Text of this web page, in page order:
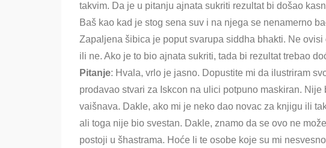
takvim. Da je u pitanju ajnata sukriti rezultat bi došao
Baš kao kad je stog sena suv i na njega se nenamerno
Zapaljena šibica je poput svarupa siddha bhakti. Ne
ili ne. Ako je to bio ajnata sukriti, tada bi rezultat trebao
Pitanje: Hvala, vrlo je jasno. Dopustite mi da ilustriram
prodavao stvari za Iskcon na ulici potpuno maskiran.
vaišnava. Dakle, ako mi je neko dao novac za knjigu ili
ali toga nije bio svestan. Dakle, znamo da se ovo ne
postoji u šhastrama. Hoće li te osobe koje su mi